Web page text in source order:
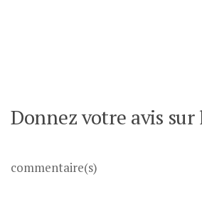
Donnez votre avis
commentaire(s)